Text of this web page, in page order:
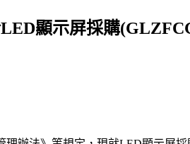
顯示屏採購